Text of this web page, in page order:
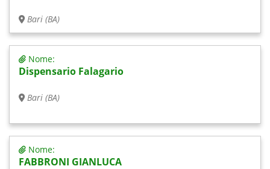
Bari (BA)
Nome:
Dispensario Falagario
Bari (BA)
Nome:
FABBRONI GIANLUCA